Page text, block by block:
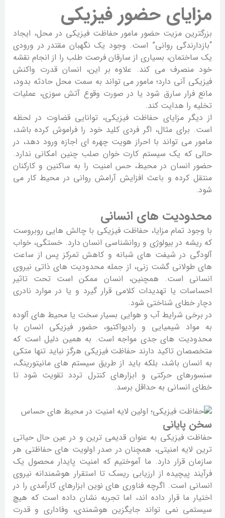
مزایای حضور فیزیکی
بزرگترین مزیت حضور مامور حفاظت فیزیکی در محل، ایجاد
“بازدارندگی روانی” است. وجود یک نگهبان مقتدر در ورودی
یک ساختمان، بسیاری از سارقان فرصت طلب را از انجام نقشه
خود منصرف می کند. علاوه بر این، انسان قدرت واکنش
فیزیکی آنی دارد؛ مامور می تواند به سمت محل حادثه بدود،
مانع فرار سارق شود یا در صورت وقوع آتش سوزی، عملیات
تخلیه را هدایت کند.
از دیگر مزایای حفاظت فیزیکی، توانایی قضاوت در لحظه
است. برای مثال، اگر فردی کلید خود را فراموش کرده باشد،
مامور می تواند با احراز هویت چهره ای اجازه ورود دهد، در
حالی که یک سیستم کارت خوان صلب چنین امکانی ندارد.
حضور انسان در محیط، حس امنیت را به ساکنین و کارکنان
منتقل کرده و باعث افزایش آرامش روانی در محیط کار می
شود.
محدودیت های انسانی
با وجود تمام مزایا، حفاظت فیزیکی با چالش هایی روبروست
که ریشه در بیولوژی و روانشناسی انسان دارد. خستگی، خواب
آلودگی در شیفت های شبانه و کاهش تمرکز پس از ساعت
های طولانی گشت زنی، از جمله محدودیت های ذاتی نیروی
انسانی است. همچنین، انسان ممکن است تحت تاثیر
احساسات یا تهدیدات کلامی قرار گیرد و یا در موارد نادری
دچار خطای شناختی شود.
در برخی شرایط آب و هوایی بسیار سخت یا محیط های آلوده
به مواد شیمیایی و رادیواکتیو، حضور فیزیکی انسان با
محدودیت های جدی مواجه است. به همین دلیل است که
متخصصان تاکید دارند حفاظت فیزیکی هرگز نباید تنها متکی
به انسان باشد، بلکه باید از طریق سیستم های مانیتورینگ،
سنسورهای حرکتی و ابزارهای کنترل تردد تقویت شود تا
خطای انسانی به حداقل برسد.
سخن پایانی
حفاظت فیزیکی به عنوان قدیمی ترین و در عین حال حیاتی
ترین لایه امنیتی، همچنان در صدر اولویت های حفاظتی هر
سازمان قرار دارد. ما آموختیم که امنیت پایدار محصول یک
فرآیند پیچیده از ارزیابی ریسک تا استقرار هوشمندانه نیروی
انسانی است. اگرچه فناوری های نوین ابزارهای کارآمدی را در
اختیار ما قرار داده اند، اما تجربه نشان داده است که هیچ
سیستمی نمی تواند جایگزین هوشمندی، وفاداری و قدرت